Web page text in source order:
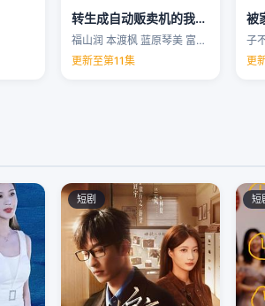
转生成自动贩卖机的我今天也在迷宫徘徊第三季
福山润 本渡枫 蓝原琴美 富田美忧 …
更新至第11集
子
更
短剧 短